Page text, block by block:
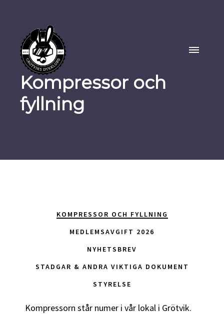
Kompressor och
fyllning
KOMPRESSOR OCH FYLLNING
MEDLEMSAVGIFT 2026
NYHETSBREV
STADGAR & ANDRA VIKTIGA DOKUMENT
STYRELSE
Kompressorn står numer i vår lokal i Grötvik.